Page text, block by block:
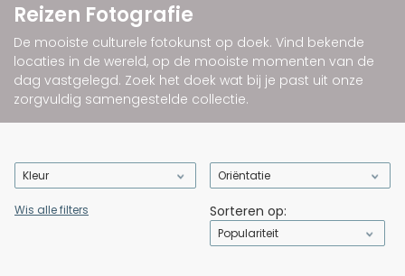
Reizen Fotografie
De mooiste culturele fotokunst op doek. Vind bekende
locaties in de wereld, op de mooiste momenten van de
dag vastgelegd. Zoek het doek wat bij je past uit onze
zorgvuldig samengestelde collectie.
Kleur Oriëntatie
Wis alle filters Sorteren op:
Populariteit